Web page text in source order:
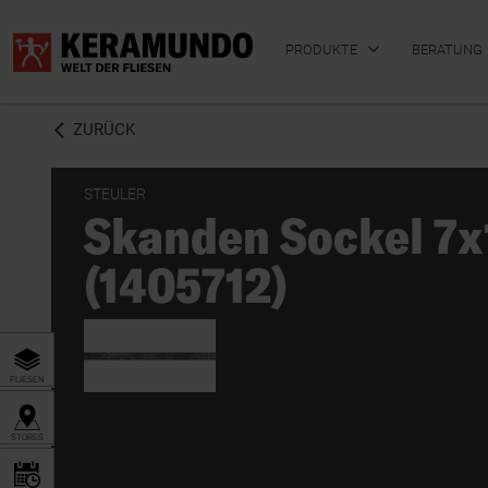
PRODUKTE
BADFLIESEN KÜCHENFLIESEN
BERATUNG
ZURÜCK
STEULER
Skanden Sockel
(1405712)
FLIESEN
STORES